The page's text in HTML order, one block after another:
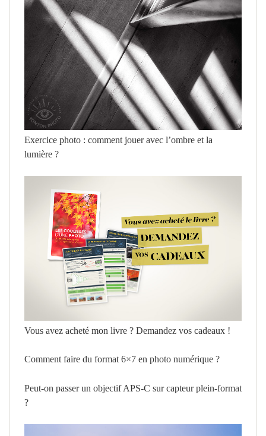
Exercice photo : comment jouer avec l’ombre et la
lumière ?
Vous avez acheté mon livre ? Demandez vos cadeaux !
Comment faire du format 6×7 en photo numérique ?
Peut-on passer un objectif APS-C sur capteur plein-format
?